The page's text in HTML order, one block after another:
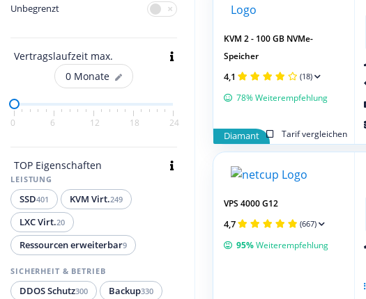
Unbegrenzt
Vertragslaufzeit max.
0 Monate
0 6 12 18 24
TOP Eigenschaften
LEISTUNG
SSD401 KVM Virt.249
LXC Virt.20
Ressourcen erweiterbar9
SICHERHEIT & BETRIEB
DDOS Schutz300 Backup330
Diamant
Tarif vergleichen
KVM 2 - 100 GB NVMe-
Speicher
4,1 (18)
78% Weiterempfehlung
VPS 4000 G12
4,7 (667)
95%Weiterempfehlung